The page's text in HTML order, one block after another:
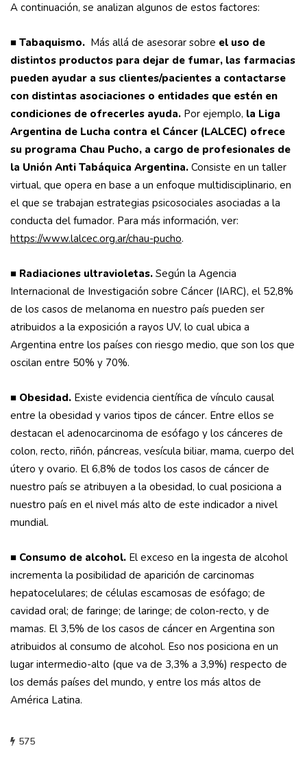
A continuación, se analizan algunos de estos factores:
■ Tabaquismo. Más allá de asesorar sobre el uso de
distintos productos para dejar de fumar, las farmacias
pueden ayudar a sus clientes/pacientes a contactarse
con distintas asociaciones o entidades que estén en
condiciones de ofrecerles ayuda. Por ejemplo, la Liga
Argentina de Lucha contra el Cáncer (LALCEC) ofrece
su programa Chau Pucho, a cargo de profesionales de
la Unión Anti Tabáquica Argentina. Consiste en un taller
virtual, que opera en base a un enfoque multidisciplinario, en
el que se trabajan estrategias psicosociales asociadas a la
conducta del fumador. Para más información, ver:
https://www.lalcec.org.ar/chau-pucho.
■ Radiaciones ultravioletas. Según la Agencia
Internacional de Investigación sobre Cáncer (IARC), el 52,8%
de los casos de melanoma en nuestro país pueden ser
atribuidos a la exposición a rayos UV, lo cual ubica a
Argentina entre los países con riesgo medio, que son los que
oscilan entre 50% y 70%.
■ Obesidad. Existe evidencia científica de vínculo causal
entre la obesidad y varios tipos de cáncer. Entre ellos se
destacan el adenocarcinoma de esófago y los cánceres de
colon, recto, riñón, páncreas, vesícula biliar, mama, cuerpo del
útero y ovario. El 6,8% de todos los casos de cáncer de
nuestro país se atribuyen a la obesidad, lo cual posiciona a
nuestro país en el nivel más alto de este indicador a nivel
mundial.
■ Consumo de alcohol. El exceso en la ingesta de alcohol
incrementa la posibilidad de aparición de carcinomas
hepatocelulares; de células escamosas de esófago; de
cavidad oral; de faringe; de laringe; de colon-recto, y de
mamas. El 3,5% de los casos de cáncer en Argentina son
atribuidos al consumo de alcohol. Eso nos posiciona en un
lugar intermedio-alto (que va de 3,3% a 3,9%) respecto de
los demás países del mundo, y entre los más altos de
América Latina.
575